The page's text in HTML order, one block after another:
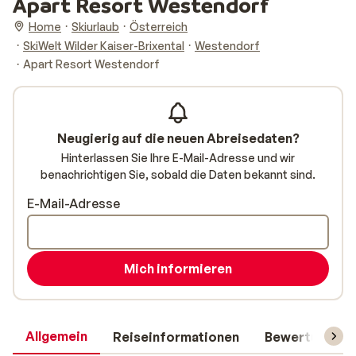
Home Skiurlaub
Österreich
SkiWelt Wilder Kaiser-Brixental
Westendorf
Apart Resort Westendorf
Allgemein Reiseinformationen Bewertungen
Neugierig auf die neuen Abreisedaten?
Hinterlassen Sie Ihre E-Mail-Adresse und wir
benachrichtigen Sie, sobald die Daten bekannt sind.
E-Mail-Adresse
Mich informieren